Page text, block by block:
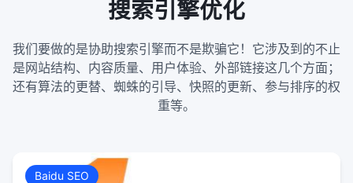
搜索引擎优化
我们要做的是协助搜索引擎而不是欺骗它！它涉及到的不止
是网站结构、内容质量、用户体验、外部链接这几个方面；
还有算法的更替、蜘蛛的引导、快照的更新、参与排序的权
重等。
Baidu SEO